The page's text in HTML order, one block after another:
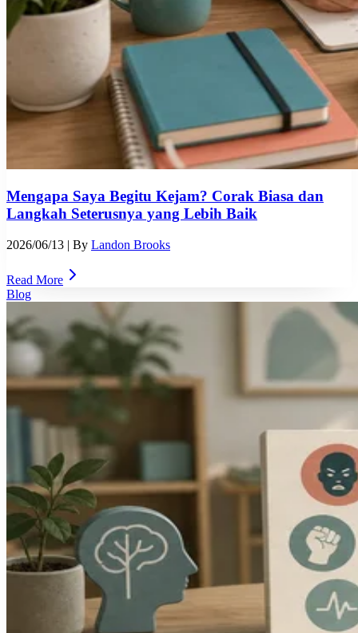
Mengapa Saya Begitu Kejam? Corak Biasa dan
Langkah Seterusnya yang Lebih Baik
2026/06/13 | By Landon Brooks
Read More
Blog